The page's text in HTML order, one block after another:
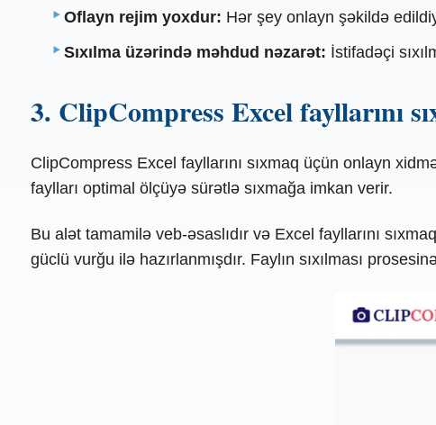
Oflayn rejim yoxdur: Hər şey onlayn şəkildə
Sıxılma üzərində məhdud nəzarət: İstifadəçi
3. ClipCompress Excel fayllarını
ClipCompress Excel fayllarını sıxmaq üçün onlayn
faylları optimal ölçüyə sürətlə sıxmağa imkan verir.
Bu alət tamamilə veb-əsaslıdır və Excel fayllarını
güclü vurğu ilə hazırlanmışdır. Faylın sıxılması